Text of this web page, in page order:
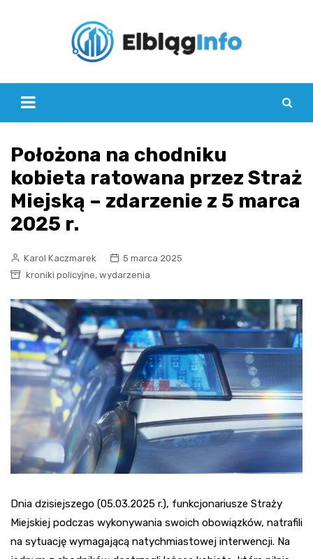
Położona na chodniku
kobieta ratowana przez Straż
Miejską – zdarzenie z 5 marca
2025 r.
Karol Kaczmarek
5 marca 2025
kroniki policyjne, wydarzenia
Dnia dzisiejszego (05.03.2025 r.), funkcjonariusze Straży
Miejskiej podczas wykonywania swoich obowiązków, natrafili
na sytuację wymagającą natychmiastowej interwencji. Na